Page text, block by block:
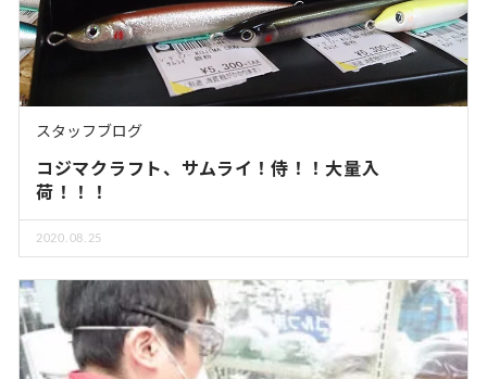
スタッフブログ
コジマクラフト、サムライ！侍！！大量入
荷！！！
2020.08.25